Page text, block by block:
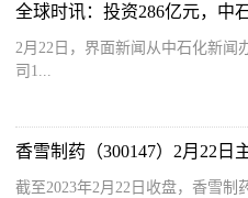
2月22日，界面新闻从中石化新闻
司1...
香雪制药（300147）2月22日
截至2023年2月22日收盘，香雪制